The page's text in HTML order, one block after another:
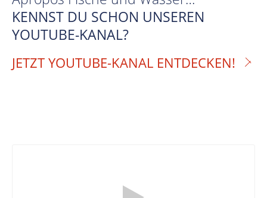
KENNST DU SCHON UNSEREN
YOUTUBE-KANAL?
JETZT YOUTUBE-KANAL ENTDECKEN!